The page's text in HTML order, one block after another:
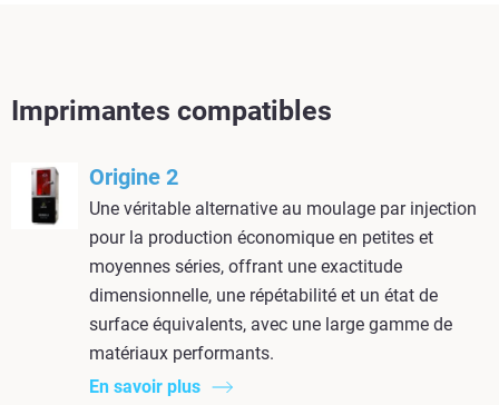
Imprimantes compatibles
Origine 2
Une véritable alternative au moulage par injection
pour la production économique en petites et
moyennes séries, offrant une exactitude
dimensionnelle, une répétabilité et un état de
surface équivalents, avec une large gamme de
matériaux performants.
En savoir plus